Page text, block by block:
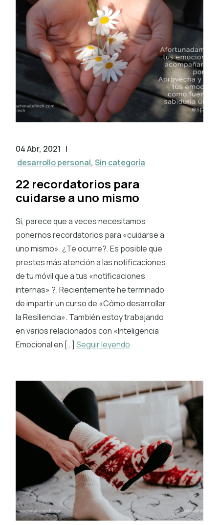
04 Abr, 2021 |
desarrollo personal,Sin categoría
22 recordatorios para
cuidarse a uno mismo
Sí, parece que a veces necesitamos
ponernos recordatorios para «cuidarse a
uno mismo». ¿Te ocurre?. Es posible que
prestes más atención a las notificaciones
de tu móvil que a tus «notificaciones
internas» ?. Recientemente he terminado
de impartir un curso de «Cómo desarrollar
la Resiliencia». También estoy trabajando
en varios relacionados con «Inteligencia
Emocional en […] Seguir leyendo